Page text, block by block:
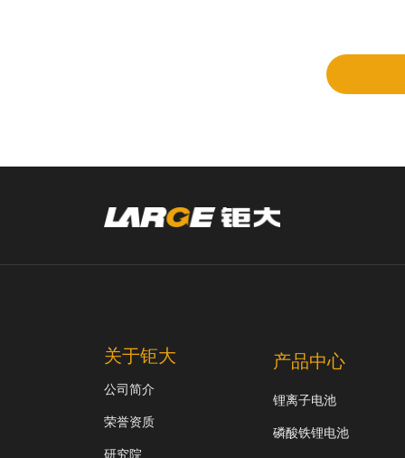
关于钜大
公司简介
荣誉资质
研究院
产品中心
锂离子电池
磷酸铁锂电池